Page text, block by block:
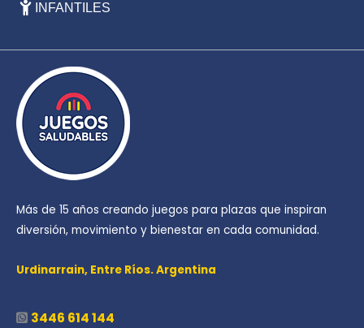
INFANTILES
Más de 15 años creando juegos para plazas que inspiran
diversión, movimiento y bienestar en cada comunidad.
Urdinarrain, Entre Ríos. Argentina
3446 614 144